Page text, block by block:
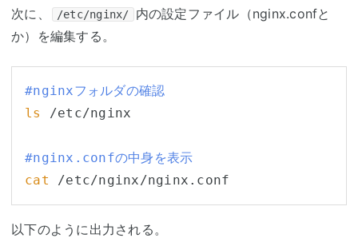
次に、 /etc/nginx/
内の設定ファイル（nginx.confと
か）を編集する。
#nginxフォルダの確認
ls
/etc/nginx
#nginx.confの中身を表示
cat
以下のように出力される。